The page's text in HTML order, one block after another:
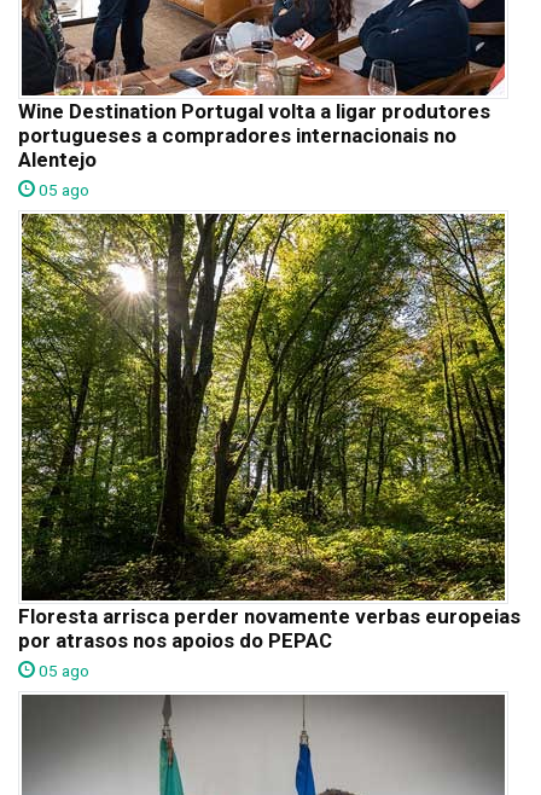
Wine Destination Portugal volta a ligar produtores
portugueses a compradores internacionais no
Alentejo
05 ago
Floresta arrisca perder novamente verbas europeias
por atrasos nos apoios do PEPAC
05 ago